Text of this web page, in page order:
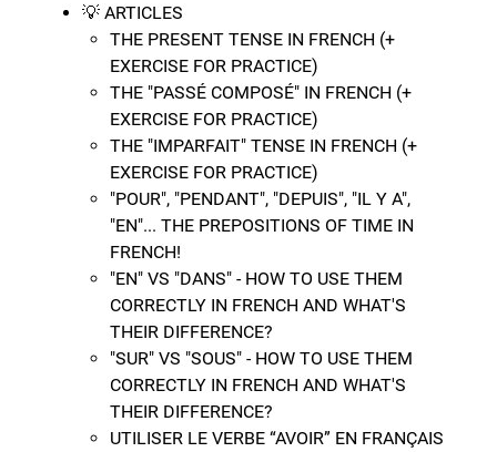
💡​ ARTICLES
THE PRESENT TENSE IN FRENCH (+
EXERCISE FOR PRACTICE)
THE "PASSÉ COMPOSÉ" IN FRENCH (+
EXERCISE FOR PRACTICE)
THE "IMPARFAIT" TENSE IN FRENCH (+
EXERCISE FOR PRACTICE)
"POUR", "PENDANT", "DEPUIS", "IL Y A",
"EN"... THE PREPOSITIONS OF TIME IN
FRENCH!
"EN" VS "DANS" - HOW TO USE THEM
CORRECTLY IN FRENCH AND WHAT'S
THEIR DIFFERENCE?
"SUR" VS "SOUS" - HOW TO USE THEM
CORRECTLY IN FRENCH AND WHAT'S
THEIR DIFFERENCE?
UTILISER LE VERBE “AVOIR” EN FRANÇAIS